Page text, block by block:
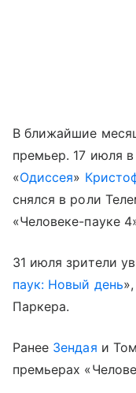
В ближайшие
премьер. 17 июля
«Одиссея»
снялся в роли
«Человеке-пауке
31 июля зрители
паук: Новый день
Паркера.
Ранее Зендая и
премьерах